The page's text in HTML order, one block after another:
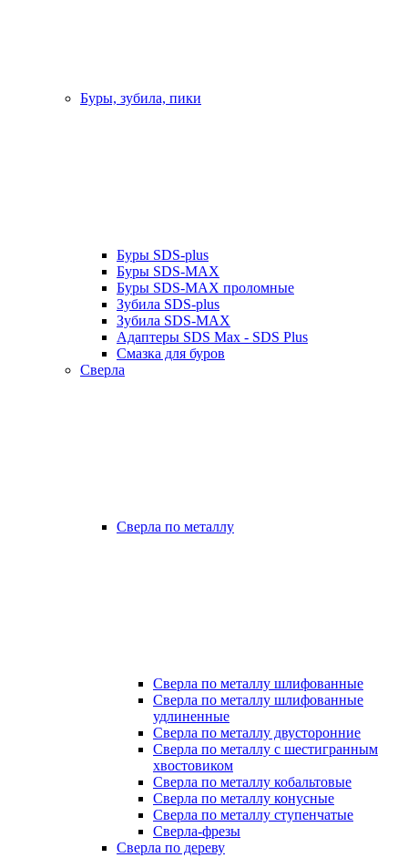
Буры, зубила, пики
Буры SDS-plus
Буры SDS-MAX
Буры SDS-MAX проломные
Зубила SDS-plus
Зубила SDS-MAX
Адаптеры SDS Max - SDS Plus
Смазка для буров
Сверла
Сверла по металлу
Сверла по металлу шлифованные
Сверла по металлу шлифованные
удлиненные
Сверла по металлу двусторонние
Сверла по металлу с шестигранным
хвостовиком
Сверла по металлу кобальтовые
Сверла по металлу конусные
Сверла по металлу ступенчатые
Сверла-фрезы
Сверла по дереву